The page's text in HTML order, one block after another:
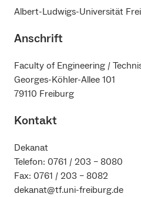
Albert-Ludwigs-Universität
Anschrift
Faculty of Engineering /
Georges-Köhler-Allee 101
79110 Freiburg
Kontakt
Dekanat
Telefon: 0761 / 203 – 8080
Fax: 0761 / 203 – 8082
dekanat@tf.uni-freiburg.de